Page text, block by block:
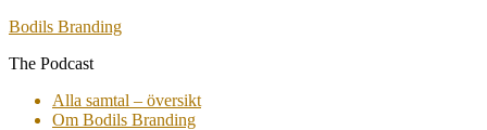
Hoppa
innehåll
Bodils Branding
The Podcast
Alla samtal – översikt
Om Bodils Branding